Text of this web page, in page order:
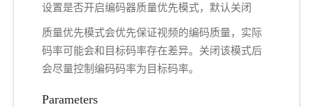
设置是否开启编码器质量优先模式，默认关闭
质量优先模式会优先保证视频的编码质量，实际
码率可能会和目标码率存在差异。关闭该模式后
会尽量控制编码码率为目标码率。
Parameters